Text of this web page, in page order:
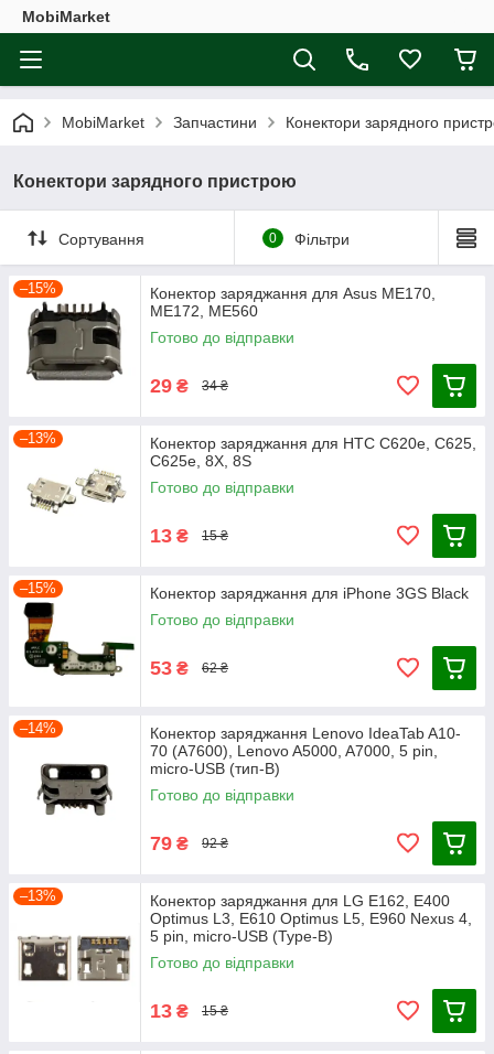
MobiMarket
MobiMarket Запчастини Конектори зарядного
Конектори зарядного пристрою
Сортування 0 Фільтри
–15%
Конектор заряджання для Asus ME170,
ME172, ME560
Готово до відправки
29 ₴ 34 ₴
–13%
Конектор заряджання для HTC C620e, C625,
C625e, 8X, 8S
Готово до відправки
13 ₴ 15 ₴
–15%
Конектор заряджання для iPhone 3GS Black
Готово до відправки
53 ₴ 62 ₴
–14%
Конектор заряджання Lenovo IdeaTab A10-
70 (A7600), Lenovo A5000, A7000, 5 pin,
micro-USB (тип-B)
Готово до відправки
79 ₴ 92 ₴
–13%
Конектор заряджання для LG E162, E400
Optimus L3, E610 Optimus L5, E960 Nexus 4,
5 pin, micro-USB (Type-B)
Готово до відправки
13 ₴ 15 ₴